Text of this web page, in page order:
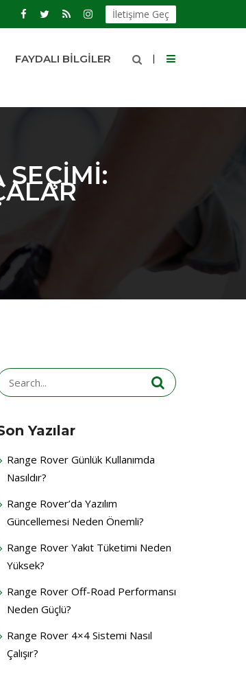
İletişime Geç
FAYDALI BILGILER
SEÇIMI:
Yazılar
Range Rover Günlük Kullanımda
Nasıldır?
Range Rover’da Yazılım
Güncellemesi Neden Önemli?
Range Rover Yakıt Tüketimi Neden
Yüksek?
Range Rover Off-Road Performansı
Neden Güçlü?
Range Rover 4×4 Sistemi Nasıl
Çalışır?